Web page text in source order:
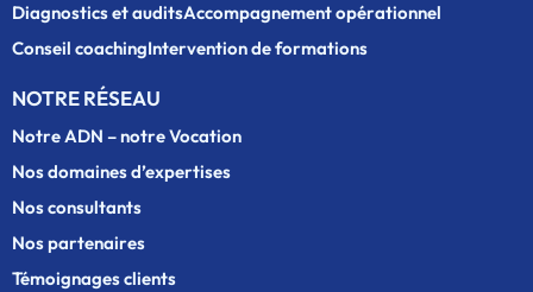
Diagnostics et auditsAccompagnement opérationnel
Conseil coachingIntervention de formations
NOTRE RÉSEAU
Notre ADN – notre Vocation
Nos domaines d’expertises
Nos consultants
Nos partenaires
Témoignages clients